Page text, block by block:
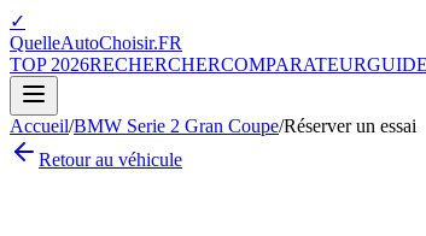
✓
QuelleAutoChoisir.FR
TOP 2026RECHERCHERCOMPARATEUR
Accueil/BMW Serie 2 Gran Coupe/Réserver un essai
Retour au véhicule